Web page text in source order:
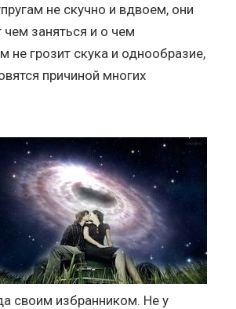
не скучно и вдвоем, они
чем заняться и о чем
не грозит скука и однообразие,
причиной многих
своим избранником. Не у